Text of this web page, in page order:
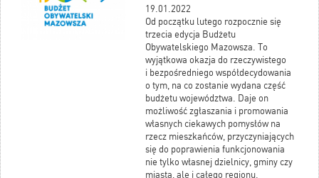
19.01.2022
Od początku lutego rozpocznie się
trzecia edycja Budżetu
Obywatelskiego Mazowsza. To
wyjątkowa okazja do rzeczywistego
i bezpośredniego współdecydowania
o tym, na co zostanie wydana część
budżetu województwa. Daje on
możliwość zgłaszania i promowania
własnych ciekawych pomysłów na
rzecz mieszkańców, przyczyniających
się do poprawienia funkcjonowania
nie tylko własnej dzielnicy, gminy czy
miasta, ale i całego regionu.